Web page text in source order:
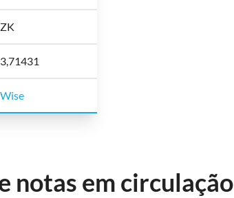
ZK
3,71431
Wise
notas em circulação